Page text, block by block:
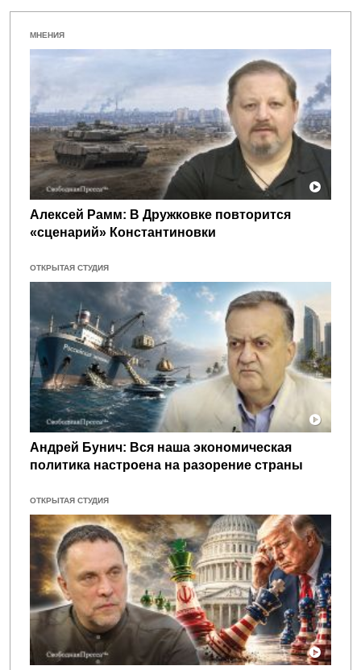
МНЕНИЯ
Алексей Рамм: В Дружковке повторится
«сценарий» Константиновки
ОТКРЫТАЯ СТУДИЯ
Андрей Бунич: Вся наша экономическая
политика настроена на разорение страны
ОТКРЫТАЯ СТУДИЯ